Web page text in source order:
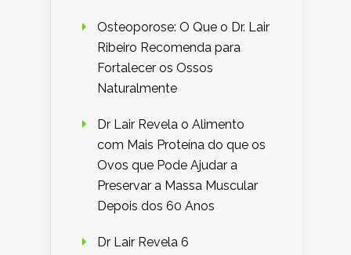
Osteoporose: O Que o Dr. Lair
Ribeiro Recomenda para
Fortalecer os Ossos
Naturalmente
Dr Lair Revela o Alimento
com Mais Proteína do que os
Ovos que Pode Ajudar a
Preservar a Massa Muscular
Depois dos 60 Anos
Dr Lair Revela 6